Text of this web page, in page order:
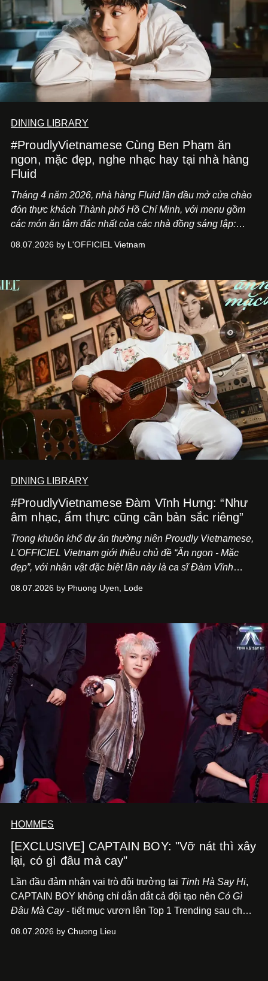
DINING LIBRARY
#ProudlyVietnamese Cùng Ben Phạm ăn
ngon, mặc đẹp, nghe nhạc hay tại nhà hàng
Fluid
Tháng 4 năm 2026, nhà hàng Fluid lần đầu mở cửa chào
đón thực khách Thành phố Hồ Chí Minh, với menu gồm
các món ăn tâm đắc nhất của các nhà đồng sáng lập:
món ăn đa dạng từ Á đến Âu nhanh chóng được yêu thích
mang đến niềm vui cho thực khách.
08.07.2026 by L'OFFICIEL Vietnam
DINING LIBRARY
#ProudlyVietnamese Đàm Vĩnh Hưng: “Như
âm nhạc, ẩm thực cũng cần bản sắc riêng”
Trong khuôn khổ dự án thường niên Proudly Vietnamese,
L’OFFICIEL Vietnam giới thiệu chủ đề “Ăn ngon - Mặc
đẹp”, với nhân vật đặc biệt lần này là ca sĩ Đàm Vĩnh
Cà Phê Cà Pháo mang dấu ấn Indochine hoài niệm, thu
08.07.2026 by Phuong Uyen, Lode
HOMMES
[EXCLUSIVE] CAPTAIN BOY: "Vỡ nát thì xây
lại, có gì đâu mà cay"
Lần đầu đảm nhận vai trò đội trưởng tại Tinh Hà Say Hi,
CAPTAIN BOY không chỉ dẫn dắt cả đội tạo nên Có Gì
Đâu Mà Cay- tiết mục vươn lên Top 1 Trending sau chưa
để lắng nghe, kết nối và tin tưởng đồng đội. Với nam
08.07.2026 by Chuong Lieu